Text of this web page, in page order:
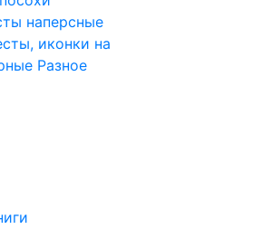
наперсные
иконки на
Разное